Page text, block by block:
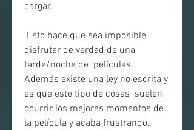
cargar.
disfrutar de verdad de una
tarde/noche de  películas.
Además existe una ley no escrita y
es que este tipo de cosas  suelen
ocurrir los mejores momentos de
la película y acaba frustrando.